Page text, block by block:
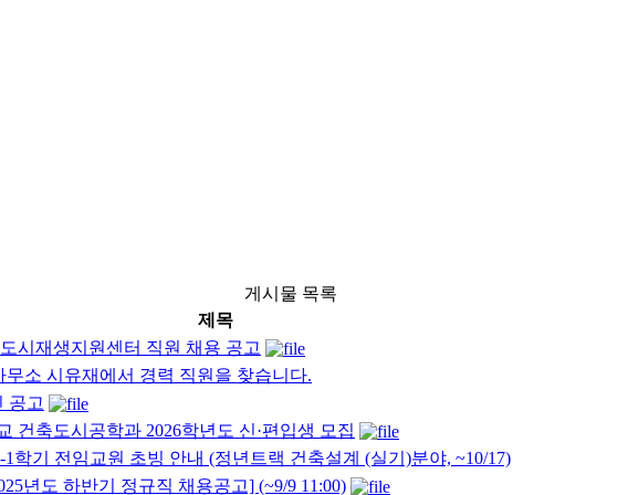
게시물 목록
제목
시재생지원센터 직원 채용 공고
무소 시유재에서 경력 직원을 찾습니다.
공고
건축도시공학과 2026학년도 신·편입생 모집
1학기 전임교원 초빙 안내 (정년트랙 건축설계 (실기)분야, ~10/17)
년도 하반기 정규직 채용공고] (~9/9 11:00)